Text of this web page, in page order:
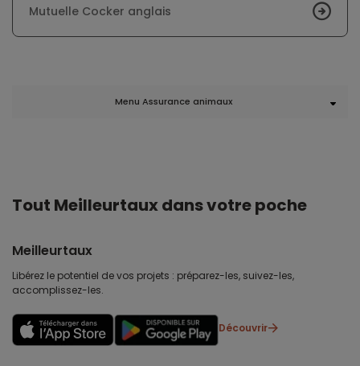
Mutuelle Cocker anglais
Menu Assurance animaux
Tout Meilleurtaux dans votre poche
Meilleurtaux
Libérez le potentiel de vos projets : préparez-les, suivez-les,
accomplissez-les.
Découvrir